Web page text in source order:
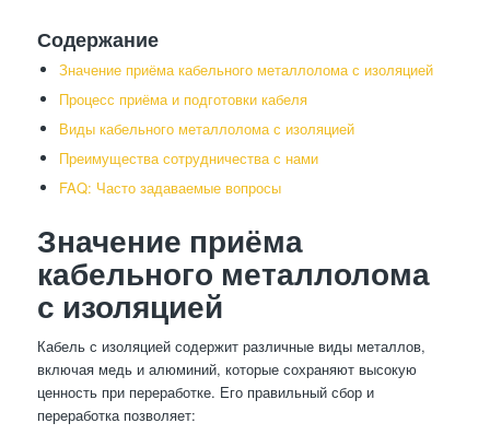
Содержание
Значение приёма кабельного металлолома с изоляцией
Процесс приёма и подготовки кабеля
Виды кабельного металлолома с изоляцией
Преимущества сотрудничества с нами
FAQ: Часто задаваемые вопросы
Значение приёма
кабельного металлолома
с изоляцией
Кабель с изоляцией содержит различные виды металлов,
включая медь и алюминий, которые сохраняют высокую
ценность при переработке. Его правильный сбор и
переработка позволяет: